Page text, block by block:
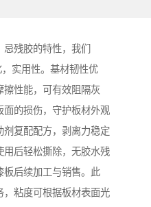
残胶的特性，我们
实用性。基材韧性优
擦性能，可有效阻隔灰
面的损伤，守护板材外观
复配配方，剥离力稳定
用后轻松撕除，无胶水残
板后续加工与销售。此
粘度可根据板材表面光